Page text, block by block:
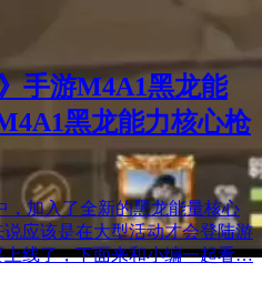
手游M4A1黑龙能
黑龙能力核心枪
，加入了全新的黑龙能量核心
应该是在大型活动才会登陆游
线了，下面来和小编一起看…